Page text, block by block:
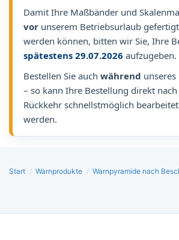
Damit Ihre Maßbänder und
vor unserem Betriebsurlaub
werden können, bitten wir Sie, Ihre
spätestens 29.07.2026 aufzugeben.
Bestellen Sie auch während
– so kann Ihre Bestellung direkt
Rückkehr schnellstmöglich
werden.
Start / Warnprodukte / Warnpyramide nach